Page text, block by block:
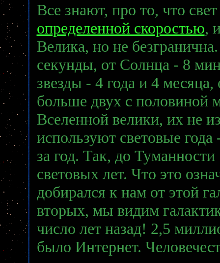
Все знают, про то, что
определенной скоростью,
Велика, но не
секунды, от Солнца - 8
звезды - 4 года и 4
больше двух с половиной
Вселенной велики, их не
используют световые
за год. Так, до
световых лет. Что это
добирался к нам от этой
вторых, мы видим
число лет назад! 2,5
было Интернет.